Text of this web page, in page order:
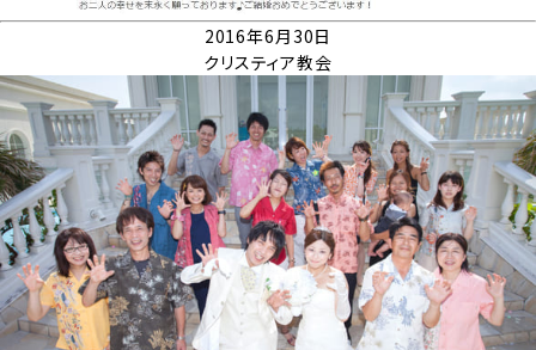
2016年6月30日
クリスティア教会